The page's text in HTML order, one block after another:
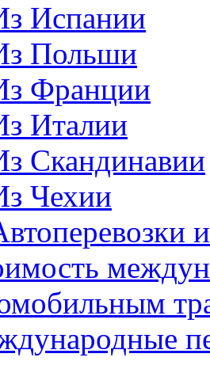
Испании
Польши
Франции
Италии
Скандинавии
Чехии